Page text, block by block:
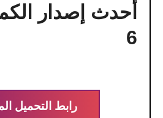
6
رابط التحميل